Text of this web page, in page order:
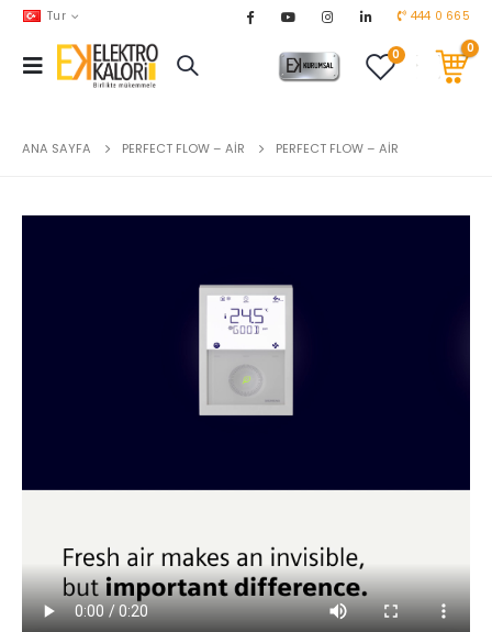
Tur 444 0 665
0 0
AKARYAKIT chevron_right
ENDÜSTRİYEL OTOMASYON chevron_right
ANA SAYFA PERFECT FLOW – AIR PERFECT FLOW – AIR